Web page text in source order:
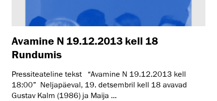
Avamine N 19.12.2013 kell 18
Rundumis
Pressiteateline tekst “Avamine N 19.12.2013 kell
18:00” Neljapäeval, 19. detsembril kell 18 avavad
Gustav Kalm (1986) ja Maija ...